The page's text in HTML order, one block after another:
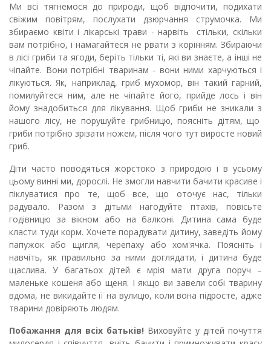
Ми всі тягнемося до природи, щоб відпочити, подихати
свіжим повітрям, послухати дзюрчання струмочка. Ми
збираємо квіти і лікарські трави -нарвіть
стільки, скільки
вам потрібно, і намагайтеся не рвати з корінням. Збираючи
в лісі гриби та ягоди, беріть тільки ті, які ви знаєте, а інші не
чіпайте. Вони потрібні тваринам - вони ними харчуються і
лікуються. Як, наприклад, гриб мухомор, він такий гарний,
помилуйтеся ним, але не чіпайте його, прийде лось і він
йому знадобиться для лікування. Щоб гриби не зникали з
нашого лісу, не порушуйте грибницю, поясніть дітям, що
гриби потрібно зрізати ножем, після чого тут виросте новий
гриб.
Діти частоповодяться жорстоко з природою і в усьому
цьому винні ми, дорослі. Не змогли навчити бачити красиве і
піклуватися про те, щоб все, що оточує нас, тільки
радувало. Разом з дітьми нагодуйте птахів, повісьте
годівницю за вікном або на балконі. Дитина сама буде
класти туди корм. Хочете порадувати дитину, заведіть йому
папужок або щигля, черепаху або хом'ячка. Поясніть і
навчіть, як правильно за ними доглядати, і дитина буде
щаслива. У багатьох дітей є мрія мати друга поруч
–
маленьке кошеня або щеня. І якщо ви завели собі тварину
вдома, не викидайте її на вулицю, коли вона підросте, адже
тварини довіряють людям.
Побажання для всіх батьків! Виховуйте у дітей почуття